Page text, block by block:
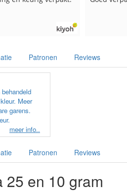
Patronen Reviews
Meer
garens.
meer info..
Patronen Reviews
25 en 10 gram